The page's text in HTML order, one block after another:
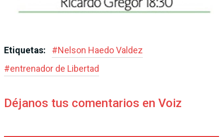
Etiquetas: #Nelson Haedo Valdez
#entre­nador de Libertad
Déjanos tus comentarios en Voiz